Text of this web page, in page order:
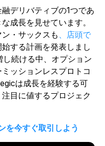
デリバティブの1つであ
成長を見せています。
・サックスも 、店頭で
始する計画を発表しまし
続ける中、オプション
ッションレスプロトコ
は成長を経験する可
目に値するプロジェク
を今すぐ取引しよう